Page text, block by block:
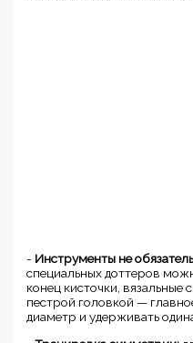
- Инструменты не
специальных доттеров
конец кисточки,
пестрой головкой —
диаметр и удерживать